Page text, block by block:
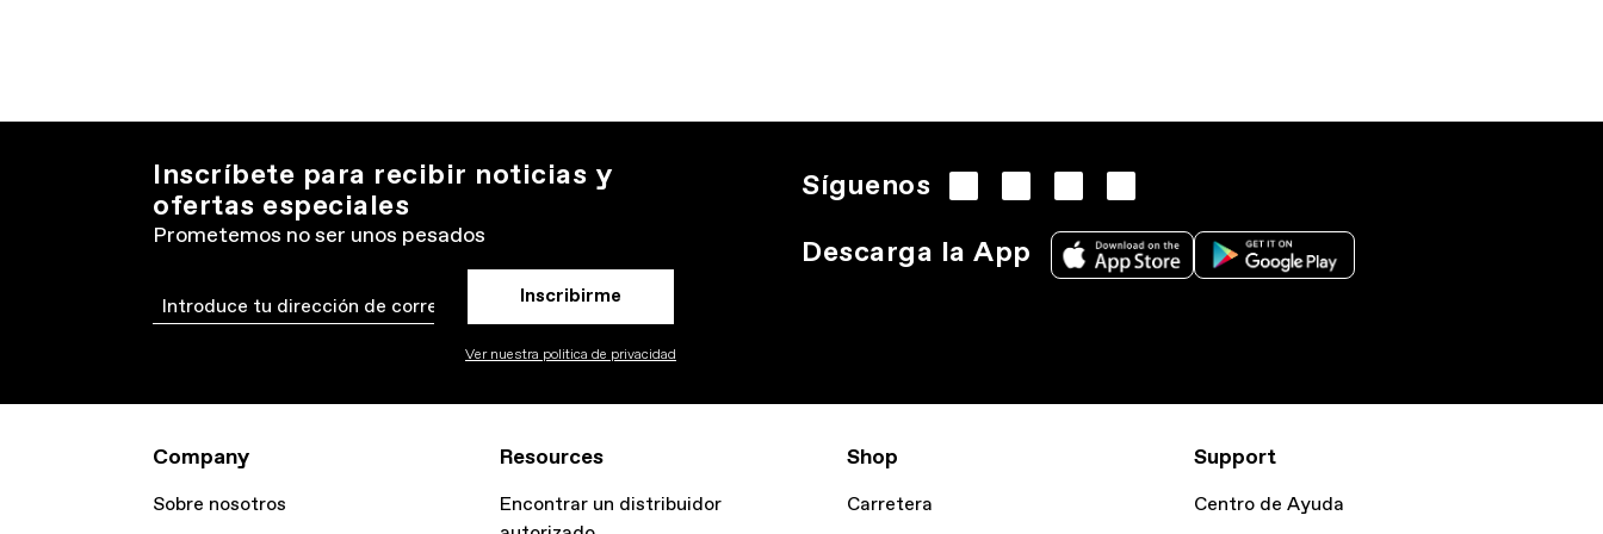
Inscríbete para recibir noticias y
ofertas especiales
Prometemos no ser unos pesados
Email Inscribirme
Ver nuestra politica de privacidad
Síguenos
Descarga la App
Company
Sobre nosotros
Resources
Encontrar un distribuidor
Shop
Carretera
Support
Centro de Ayuda